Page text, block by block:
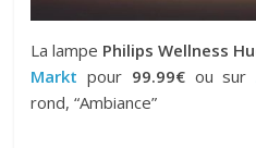
La lampe Philips Wellness
Markt pour 99.99€ ou sur
rond, “Ambiance”